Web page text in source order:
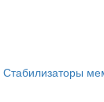
Стабилизаторы